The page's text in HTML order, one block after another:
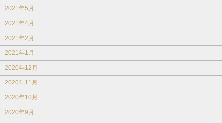
2021年5月
2021年4月
2021年2月
2021年1月
2020年12月
2020年11月
2020年10月
2020年9月